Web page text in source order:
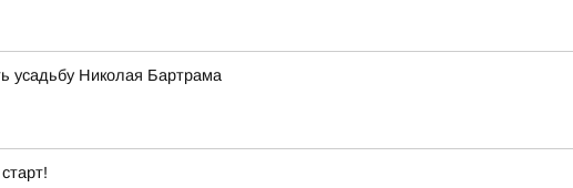
усадьбу Николая Бартрама